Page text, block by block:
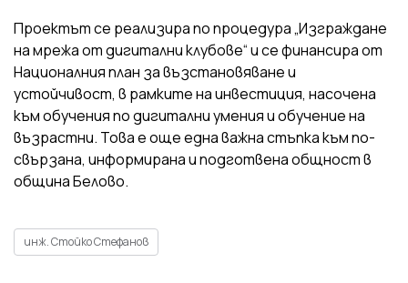
Проектът се реализира по процедура „Изграждане
на мрежа от дигитални клубове“ и се финансира от
Националния план за възстановяване и
устойчивост, в рамките на инвестиция, насочена
към обучения по дигитални умения и обучение на
възрастни. Това е още една важна стъпка към по-
свързана, информирана и подготвена общност в
община Белово.
инж. Стойко Стефанов